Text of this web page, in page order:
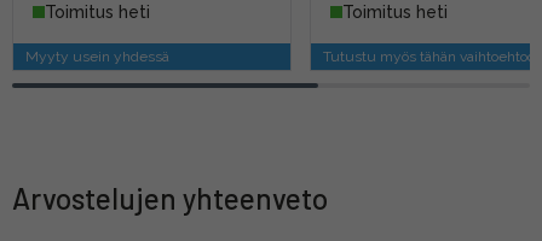
Toimitus heti
Myyty usein yhdessä
Toimitus heti
Tutustu myös tähän
Arvostelujen yhteenveto